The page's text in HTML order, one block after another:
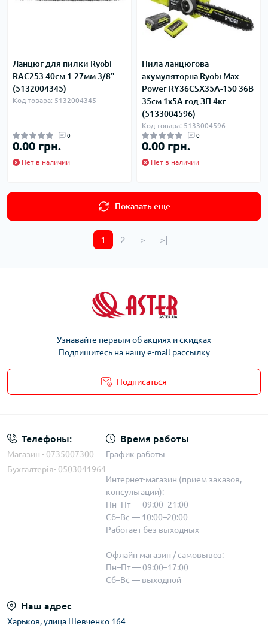
Ланцюг для пилки Ryobi
RAC253 40см 1.27мм 3/8"
(5132004345)
Код товара: 5132004345
0
0.00 грн.
Нет в наличии
Пила ланцюгова
акумуляторна Ryobi Max
Power RY36CSX35A-150 36В
35см 1х5А·год ЗП 4кг
(5133004596)
Код товара: 5133004596
0
0.00 грн.
Нет в наличии
Показать еще
1 2 > >|
Узнавайте первым об акциях и скидках
Подпишитесь на нашу e-mail рассылку
Подписаться
Телефоны:
Магазин - 0735007300
Бухгалтерія- 0503041964
Время работы
График работы
Интернет-магазин (прием заказов,
консультации):
Пн–Пт — 09:00–21:00
Сб–Вс — 10:00–20:00
Работает без выходных
Офлайн магазин / самовывоз:
Пн–Пт — 09:00–17:00
Сб–Вс — выходной
Наш адрес
Харьков, улица Шевченко 164